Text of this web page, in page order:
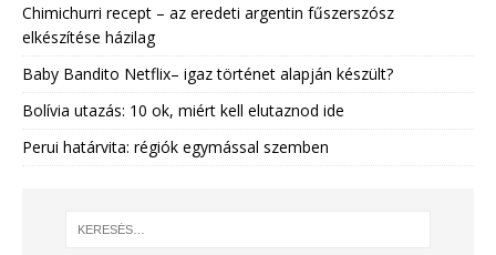
Chimichurri recept – az eredeti argentin fűszerszósz
elkészítése házilag
Baby Bandito Netflix– igaz történet alapján készült?
Bolívia utazás: 10 ok, miért kell elutaznod ide
Perui határvita: régiók egymással szemben